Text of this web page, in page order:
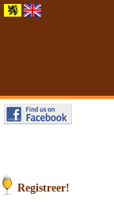
Registreer!